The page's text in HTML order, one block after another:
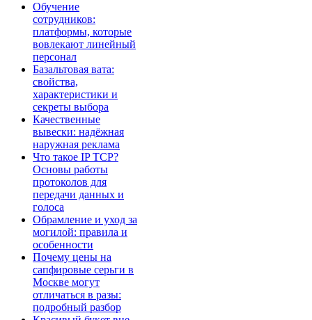
Обучение
сотрудников:
платформы, которые
вовлекают линейный
персонал
Базальтовая вата:
свойства,
характеристики и
секреты выбора
Качественные
вывески: надёжная
наружная реклама
Что такое IP TCP?
Основы работы
протоколов для
передачи данных и
голоса
Обрамление и уход за
могилой: правила и
особенности
Почему цены на
сапфировые серьги в
Москве могут
отличаться в разы:
подробный разбор